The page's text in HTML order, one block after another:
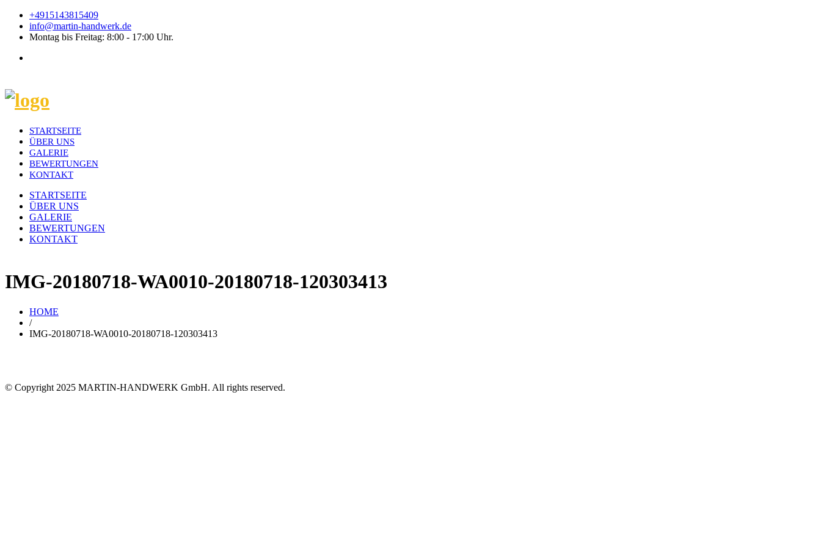
+4915143815409
info@martin-handwerk.de
Montag bis Freitag: 8:00 - 17:00 Uhr.
STARTSEITE
ÜBER UNS
GALERIE
BEWERTUNGEN
KONTAKT
STARTSEITE
ÜBER UNS
GALERIE
BEWERTUNGEN
KONTAKT
IMG-20180718-WA0010-20180718-120303413
HOME
/
IMG-20180718-WA0010-20180718-120303413
© Copyright 2025 MARTIN-HANDWERK GmbH. All rights reserved.